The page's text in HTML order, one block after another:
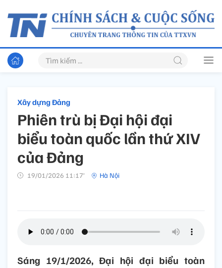
Xây dựng Đảng
Phiên trù bị Đại hội đại
biểu toàn quốc lần thứ XIV
của Đảng
19/01/2026 11:17’ Hà Nội
Sáng 19/1/2026, Đại hội đại biểu toàn